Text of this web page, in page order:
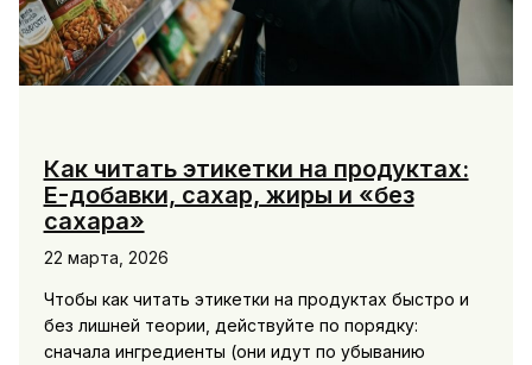
Как читать этикетки на продуктах:
E-добавки, сахар, жиры и «без
сахара»
22 марта, 2026
Чтобы как читать этикетки на продуктах быстро и
без лишней теории, действуйте по порядку:
сначала ингредиенты (они идут по убыванию